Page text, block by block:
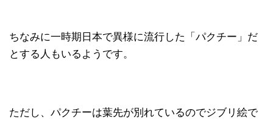
ちなみに一時期日本で異様に流行した「パクチー」だ
とする人もいるようです。
ただし、パクチーは葉先が別れているのでジブリ絵で